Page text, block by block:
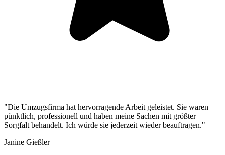
"Die Umzugsfirma hat hervorragende Arbeit geleistet. Sie waren
pünktlich, professionell und haben meine Sachen mit größter
Sorgfalt behandelt. Ich würde sie jederzeit wieder beauftragen."
Janine Gießler